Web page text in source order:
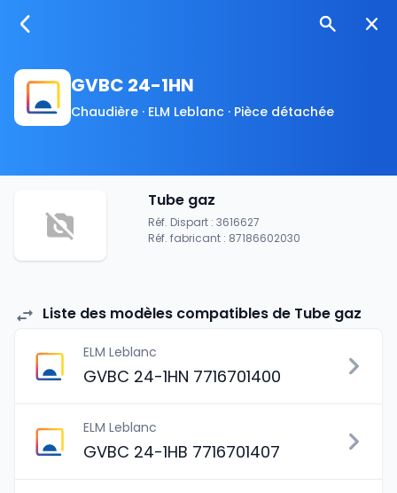
GVBC 24-1HN
Chaudière · ELM Leblanc · Pièce détachée
Tube gaz
Réf. Dispart : 3616627
Réf. fabricant : 87186602030
Liste des modèles compatibles de Tube gaz
ELM Leblanc
GVBC 24-1HN 7716701400
ELM Leblanc
GVBC 24-1HB 7716701407